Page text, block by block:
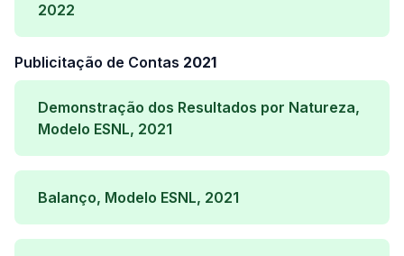
2022
Publicitação de Contas 2021
Demonstração dos Resultados por Natureza,
Modelo ESNL, 2021
Balanço, Modelo ESNL, 2021